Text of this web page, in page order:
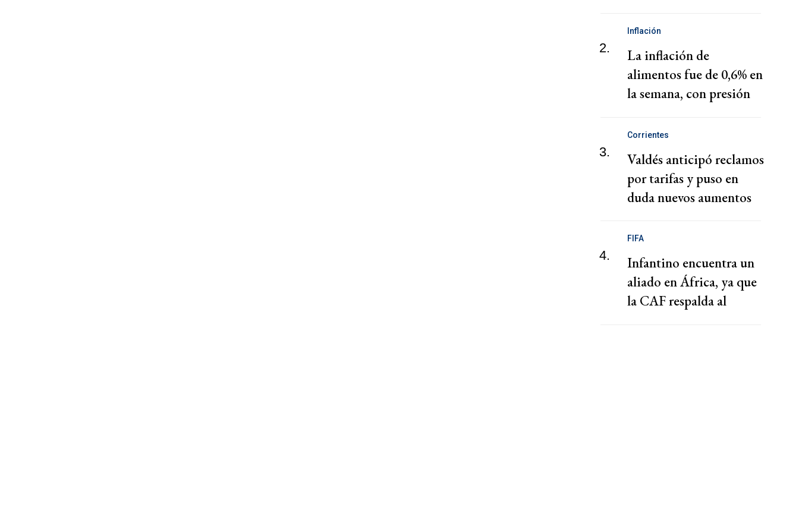
2.
Inflación
La inflación de
alimentos fue de 0,6% en
la semana, con presión
3.
Corrientes
Valdés anticipó reclamos
por tarifas y puso en
duda nuevos aumentos
4.
FIFA
Infantino encuentra un
aliado en África, ya que
la CAF respalda al